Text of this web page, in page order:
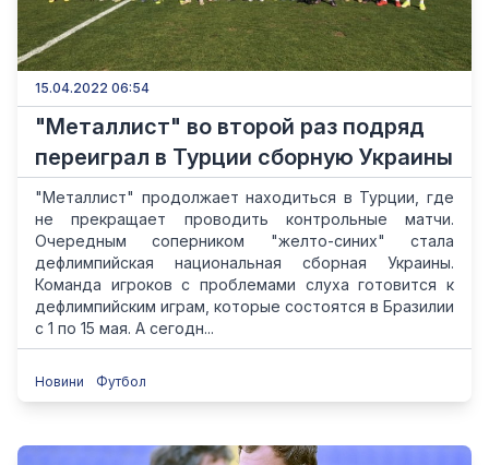
15.04.2022 06:54
"Металлист" во второй раз подряд
переиграл в Турции сборную Украины
"Металлист" продолжает находиться в Турции, где
не прекращает проводить контрольные матчи.
Очередным соперником "желто-синих" стала
дефлимпийская национальная сборная Украины.
Команда игроков с проблемами слуха готовится к
дефлимпийским играм, которые состоятся в Бразилии
с 1 по 15 мая. А сегодн...
Новини Футбол